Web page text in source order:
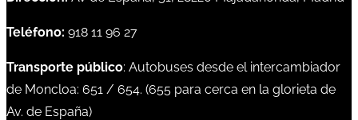
Teléfono: 918 11 96 27
Transporte público: Autobuses desde el intercambiador
de Moncloa: 651 / 654. (655 para cerca en la glorieta de
Av. de España)